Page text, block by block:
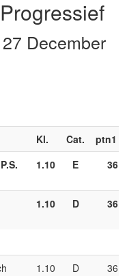
December
Kl. Cat.
ptn1
1.10 E 36
1.10 D 36
1.10 D 36